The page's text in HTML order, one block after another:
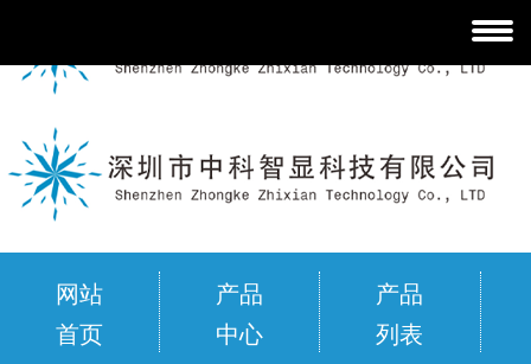
网站
首页
产品
中心
产品
列表